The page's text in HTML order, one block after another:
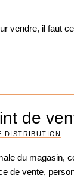
vendre, il faut
de
DISTRIBUTION
du magasin,
de vente,